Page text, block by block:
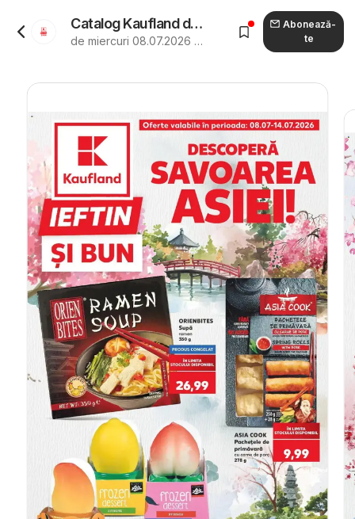
Catalog Kaufland de la 08.07.2026 - Revista "Kaufland Curtea de Argeș"
de miercuri 08.07.2026 până marți 14.07.2026
Abonează-
te